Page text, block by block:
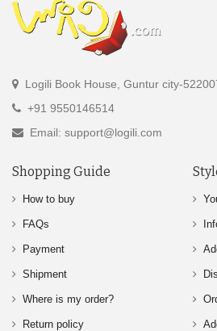
Logili Book House, Guntur city-
+91 9550146514
Email: support@logili.com
Shopping Guide
How to buy
FAQs
Payment
Shipment
Where is my order?
Return policy